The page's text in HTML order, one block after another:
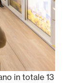
in totale 13